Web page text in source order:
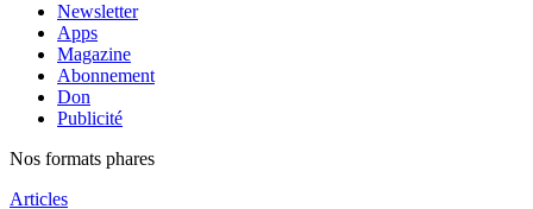
Newsletter
Apps
Magazine
Abonnement
Don
Publicité
Nos formats phares
Articles